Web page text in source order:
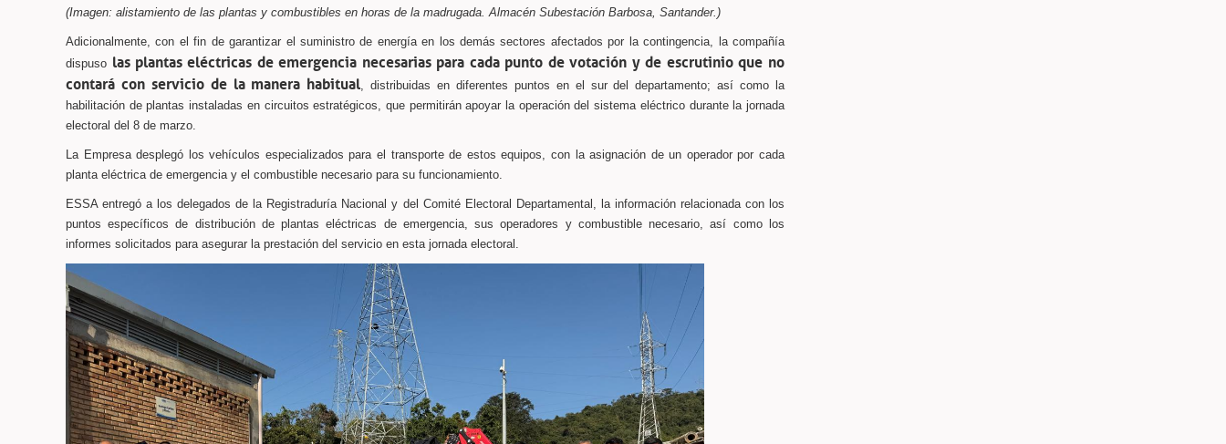
(Imagen: alistamiento de las plantas y combustibles en horas de la madrugada. Almacén Subestación Barbosa, Santander.)
Adicionalmente, con el fin de garantizar el suministro de energía en los demás sectores afectados por la contingencia, la compañía
dispuso las plantas eléctricas de emergencia necesarias para cada punto de votación y de escrutinio que no
contará con servicio de la manera habitual, distribuidas en diferentes puntos en el sur del departamento; así como la
habilitación de plantas instaladas en circuitos estratégicos, que permitirán apoyar la operación del sistema eléctrico durante la jornada
electoral del 8 de marzo.
La Empresa desplegó los vehículos especializados para el transporte de estos equipos, con la asignación de un operador por cada
planta eléctrica de emergencia y el combustible necesario para su funcionamiento.
ESSA entregó a los delegados de la Registraduría Nacional y del Comité Electoral Departamental, la información relacionada con los
puntos específicos de distribución de plantas eléctricas de emergencia, sus operadores y combustible necesario, así como los
informes solicitados para asegurar la prestación del servicio en esta jornada electoral.